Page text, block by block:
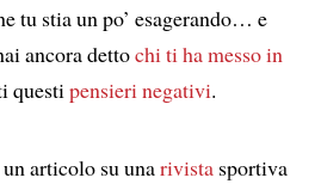
tu stia un po’ esagerando… e
ancora dettochi ti ha messo in
questi pensieri negativi.
articolo su unarivistasportiva